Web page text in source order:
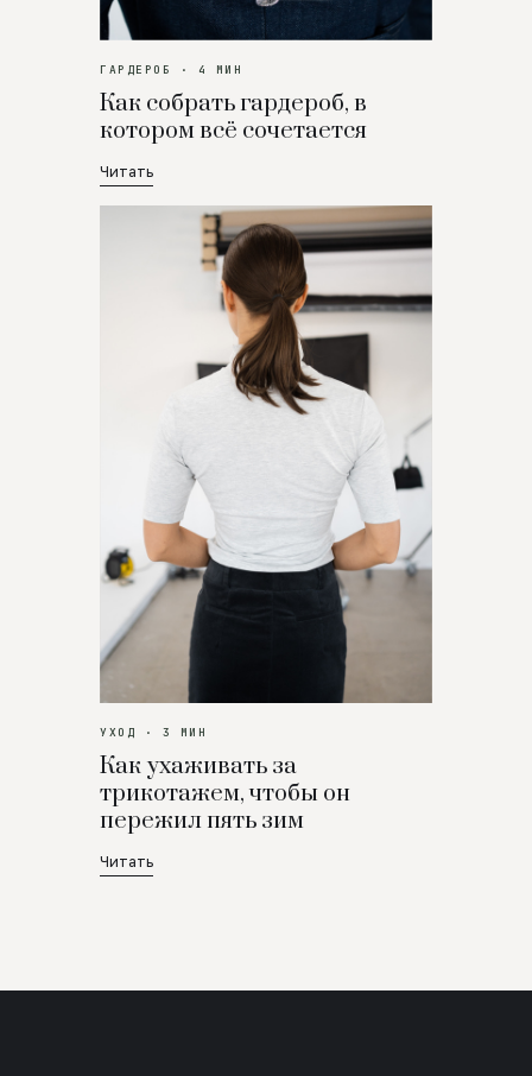
ГАРДЕРОБ · 4 МИН
Как собрать гардероб, в
котором всё сочетается
Читать
УХОД · 3 МИН
Как ухаживать за
трикотажем, чтобы он
пережил пять зим
Читать